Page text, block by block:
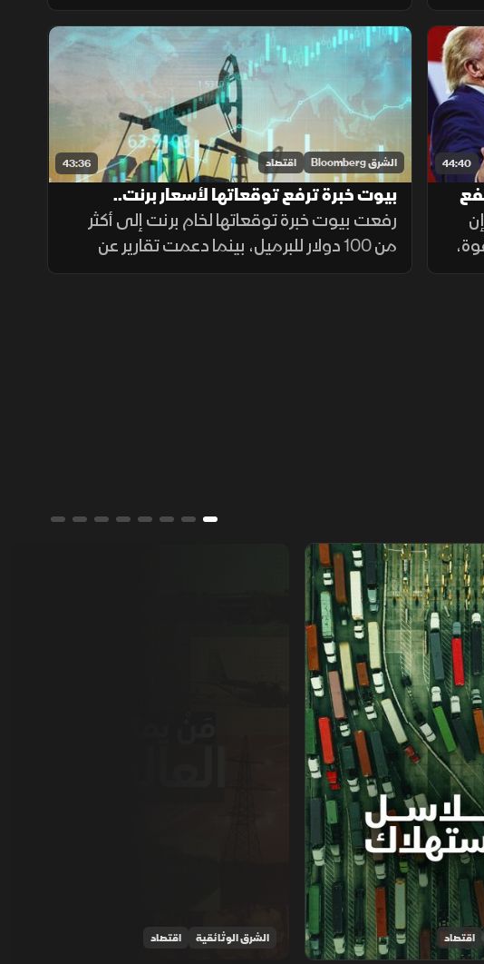
وبرنت يهوي بأكثر من 15% في
90 دولارا للبرميل. وتاسي يستعيد زخم المكاسب
ويرتفع لأعلى مستوى في أسبوعين بدعم من
أرباح الشركات
44:40
43:36 الشرق Bloomberg اقتصاد
بيوت خبرة ترفع توقعاتها لأسعار برنت..
ومكاسب جماعية للأسهم العالمية
رفعت بيوت خبرة توقعاتها لخام برنت إلى أكثر
من 100 دولار للبرميل، بينما دعمت تقارير عن
وساطة بين واشنطن وطهران مكاسب جماعية
اقتصاد الشرق الوثائقية اقتصاد